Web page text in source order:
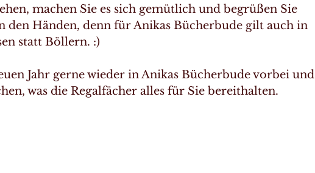
machen Sie es sich gemütlich und begrüßen Sie
den Händen, denn für Anikas Bücherbude gilt auch in
statt Böllern. :)
Jahr gerne wieder in Anikas Bücherbude vorbei und
was die Regalfächer alles für Sie bereithalten.